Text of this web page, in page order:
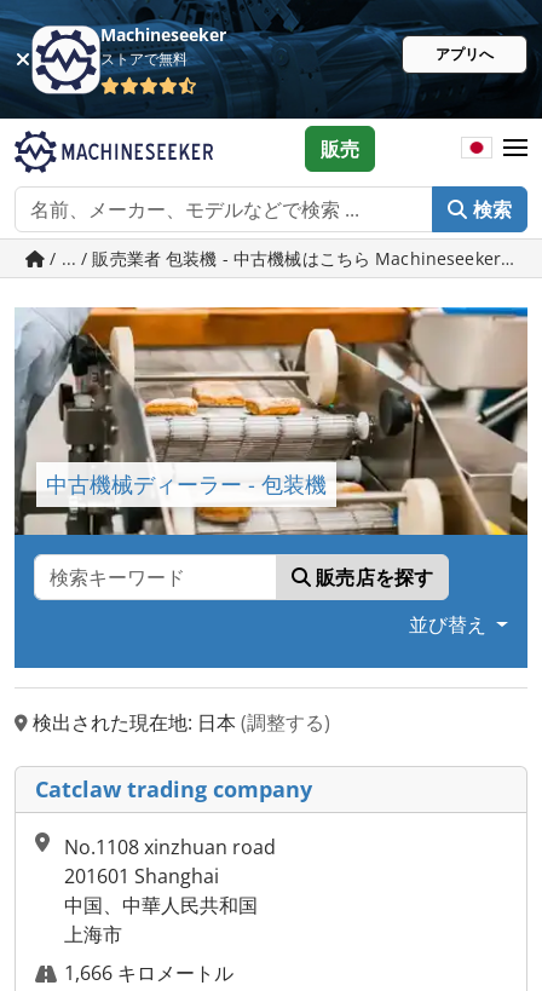
Machineseeker
ストアで無料 アプリへ
検索
販売
/ ... / 販売業者 包装機 - 中古機械はこちら Machineseeker.jp
中古機械ディーラー - 包装機
販売店を探す
並び替え
検出された現在地: 日本 (調整する)
Catclaw trading company
No.1108 xinzhuan road
201601 Shanghai
中国、中華人民共和国
上海市
1,666 キロメートル